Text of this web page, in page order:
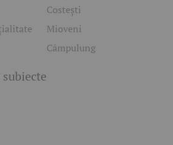
Costești
Mioveni
Câmpulung